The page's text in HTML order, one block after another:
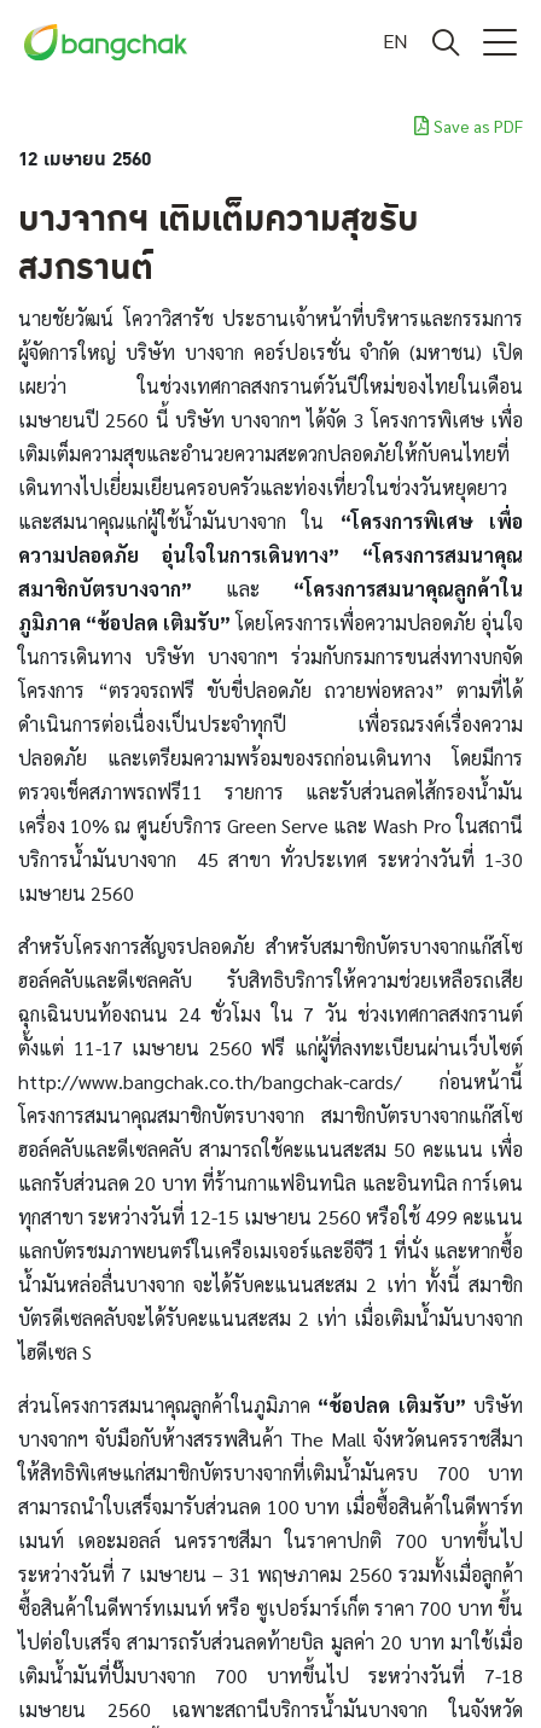
EN
Save as PDF
12 เมษายน 2560
บางจากฯ เติมเต็มความสุขรับ
สงกรานต์
นายชัยวัฒน์ โควาวิสารัช ประธานเจ้าหน้าที่บริหารและกรรมการ
ผู้จัดการใหญ่ บริษัท บางจาก คอร์ปอเรชั่น จำกัด (มหาชน) เปิด
เผยว่า ในช่วงเทศกาลสงกรานต์วันปีใหม่ของไทยในเดือน
เมษายนปี 2560 นี้ บริษัท บางจากฯ ได้จัด 3 โครงการพิเศษ เพื่อ
เติมเต็มความสุขและอำนวยความสะดวกปลอดภัยให้กับคนไทยที่
เดินทางไปเยี่ยมเยียนครอบครัวและท่องเที่ยวในช่วงวันหยุดยาว
และสมนาคุณแก่ผู้ใช้น้ำมันบางจาก ใน “โครงการพิเศษ เพื่อ
ความปลอดภัย อุ่นใจในการเดินทาง” “โครงการสมนาคุณ
สมาชิกบัตรบางจาก” และ “โครงการสมนาคุณลูกค้าใน
ภูมิภาค “ช้อปลด เติมรับ” โดยโครงการเพื่อความปลอดภัย อุ่นใจ
ในการเดินทาง บริษัท บางจากฯ ร่วมกับกรมการขนส่งทางบกจัด
โครงการ “ตรวจรถฟรี ขับขี่ปลอดภัย ถวายพ่อหลวง” ตามที่ได้
ดำเนินการต่อเนื่องเป็นประจำทุกปี เพื่อรณรงค์เรื่องความ
ปลอดภัย และเตรียมความพร้อมของรถก่อนเดินทาง โดยมีการ
ตรวจเช็คสภาพรถฟรี11 รายการ และรับส่วนลดไส้กรองน้ำมัน
เครื่อง 10% ณ ศูนย์บริการ Green Serve และ Wash Pro ในสถานี
บริการน้ำมันบางจาก 45 สาขา ทั่วประเทศ ระหว่างวันที่ 1-30
เมษายน 2560
สำหรับโครงการสัญจรปลอดภัย สำหรับสมาชิกบัตรบางจากแก๊สโซ
ฮอล์คลับและดีเซลคลับ รับสิทธิบริการให้ความช่วยเหลือรถเสีย
ฉุกเฉินบนท้องถนน 24 ชั่วโมง ใน 7 วัน ช่วงเทศกาลสงกรานต์
ตั้งแต่ 11-17 เมษายน 2560 ฟรี แก่ผู้ที่ลงทะเบียนผ่านเว็บไซต์
http://www.bangchak.co.th/bangchak-cards/ ก่อนหน้านี้
โครงการสมนาคุณสมาชิกบัตรบางจาก สมาชิกบัตรบางจากแก๊สโซ
ฮอล์คลับและดีเซลคลับ สามารถใช้คะแนนสะสม 50 คะแนน เพื่อ
แลกรับส่วนลด 20 บาท ที่ร้านกาแฟอินทนิล และอินทนิล การ์เดน
ทุกสาขา ระหว่างวันที่ 12-15 เมษายน 2560 หรือใช้ 499 คะแนน
แลกบัตรชมภาพยนตร์ในเครือเมเจอร์และอีจีวี 1 ที่นั่ง และหากซื้อ
น้ำมันหล่อลื่นบางจาก จะได้รับคะแนนสะสม 2 เท่า ทั้งนี้ สมาชิก
บัตรดีเซลคลับจะได้รับคะแนนสะสม 2 เท่า เมื่อเติมน้ำมันบางจาก
ไฮดีเซล S
ส่วนโครงการสมนาคุณลูกค้าในภูมิภาค “ช้อปลด เติมรับ” บริษัท
บางจากฯ จับมือกับห้างสรรพสินค้า The Mall จังหวัดนครราชสีมา
ให้สิทธิพิเศษแก่สมาชิกบัตรบางจากที่เติมน้ำมันครบ 700 บาท
สามารถนำใบเสร็จมารับส่วนลด 100 บาท เมื่อซื้อสินค้าในดีพาร์ท
เมนท์ เดอะมอลล์ นครราชสีมา ในราคาปกติ 700 บาทขึ้นไป
ระหว่างวันที่ 7 เมษายน – 31 พฤษภาคม 2560 รวมทั้งเมื่อลูกค้า
ซื้อสินค้าในดีพาร์ทเมนท์ หรือ ซูเปอร์มาร์เก็ต ราคา 700 บาท ขึ้น
ไปต่อใบเสร็จ สามารถรับส่วนลดท้ายบิล มูลค่า 20 บาท มาใช้เมื่อ
เติมน้ำมันที่ปั๊มบางจาก 700 บาทขึ้นไป ระหว่างวันที่ 7-18
เมษายน 2560 เฉพาะสถานีบริการน้ำมันบางจาก ในจังหวัด